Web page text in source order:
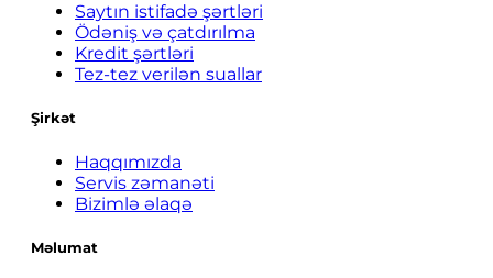
Saytın istifadə şərtləri
Ödəniş və çatdırılma
Kredit şərtləri
Tez-tez verilən suallar
Şirkət
Haqqımızda
Servis zəmanəti
Bizimlə əlaqə
Məlumat